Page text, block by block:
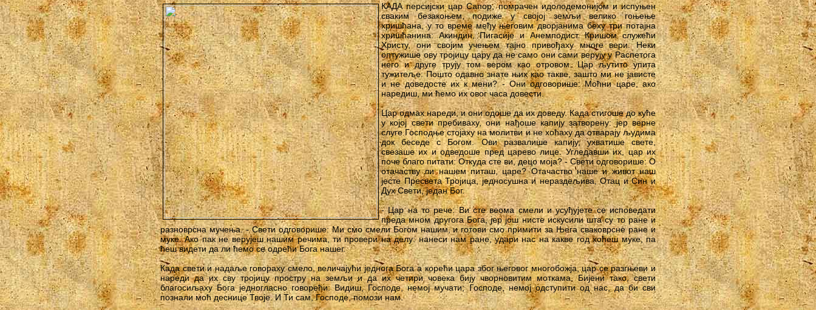
КАДА персијски цар Сапор, помрачен идолодемонијом и испуњен
сваким безакоњем, подиже у својој земљи велико гоњење
хришћана, у то време међу његовим дворјанима беху три потајна
хришћанина: Акиндин, Пигасије и Анемподист. Кришом служећи
Христу, они својим учењем тајно привођаху многе вери. Неки
оптужише ову тројицу цару да не само они сами верују у Распетога
него и друге трују том вером као отровом. Цар љутито упита
тужитеље: Пошто одавно знате њих као такве, зашто ми не јависте
и не доведосте их к мени? - Они одговорише: Моћни царе, ако
наредиш, ми ћемо их овог часа довести.
Цар одмах нареди, и они одоше да их доведу. Када стигоше до куће
у којој свети пребиваху, они нађоше капију затворену: јер верне
слуге Господње стојаху на молитви и не хоћаху да отварају људима
док беседе с Богом. Ови развалише капију, ухватише свете,
свезаше их и одведоше пред царево лице. Угледавши их, цар их
поче благо питати: Откуда сте ви, децо моја? - Свети одговорише: О
отачаству ли нашем питаш, царе? Отачаство наше и живот наш
јесте Пресвета Тројица, једносушна и нераздељива, Отац и Син и
Дух Свети, један Бог.
- Цар на то рече: Ви сте веома смели и усуђујете се исповедати
преда мном другога Бога, јер још нисте искусили шта су то ране и
разноврсна мучења. - Свети одговорише: Ми смо смели Богом нашим, и готови смо примити за Њега сваковрсне ране и
муке. Ако пак не верујеш нашим речима, ти провери на делу: нанеси нам ране, удари нас на какве год хоћеш муке, па
ћеш видети да ли ћемо се одрећи Бога нашег.
Када свети и надаље говораху смело, величајући једнога Бога а корећи цара због његовог многобожја, цар се разгњеви и
нареди да их сву тројицу простру на земљи и да их четири човека бију чворновитим моткама. Бијени тако, свети
благосиљаху Бога једногласно говорећи: Видиш, Господе, немој мучати; Господе, немој одступити од нас, да би сви
познали моћ деснице Твоје. И Ти сам, Господе, помози нам.